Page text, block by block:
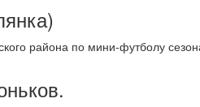
района по мини-футболу
.